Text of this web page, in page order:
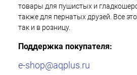
товары для пушистых и
также для пернатых друзей. Все
так и в розницу.
Поддержка покупателя:
e-shop@aqplus.ru